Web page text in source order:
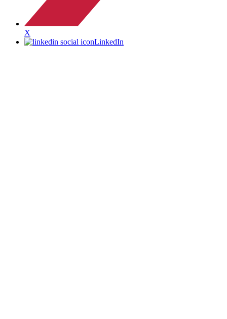
X
LinkedIn